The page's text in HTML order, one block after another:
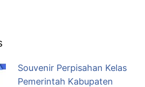
Souvenir Perpisahan Kelas
Pemerintah Kabupaten